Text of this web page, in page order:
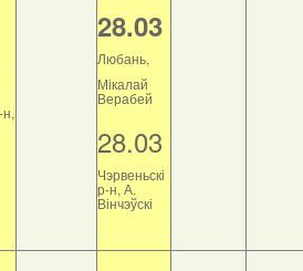
н,
28.03
Любань,
Мікалай
Верабей
28.03
Чэрвеньскі
р-н, А.
Вінчэўскі